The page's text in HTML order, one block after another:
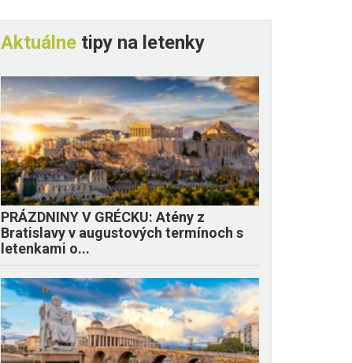
Aktuálne tipy na letenky
PRÁZDNINY V GRÉCKU: Atény z
Bratislavy v augustových termínoch s
letenkami o...